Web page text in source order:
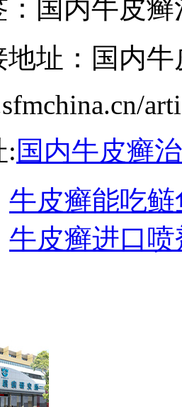
：国内牛皮
址：国内
:国内牛皮癣
牛皮癣能吃
牛皮癣进口喷